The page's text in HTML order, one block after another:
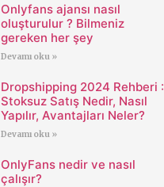
Onlyfans ajansı nasıl
oluşturulur ? Bilmeniz
gereken her şey
Devamı oku »
Dropshipping 2024 Rehberi :
Stoksuz Satış Nedir, Nasıl
Yapılır, Avantajları Neler?
Devamı oku »
OnlyFans nedir ve nasıl
çalışır?